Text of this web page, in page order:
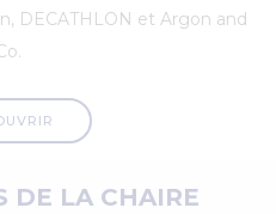
DECATHLON et Argon and
DE LA CHAIRE